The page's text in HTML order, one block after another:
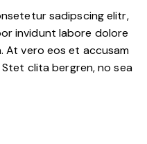
sadipscing elitr,
invidunt labore dolore
At vero eos et accusam
clita bergren, no sea